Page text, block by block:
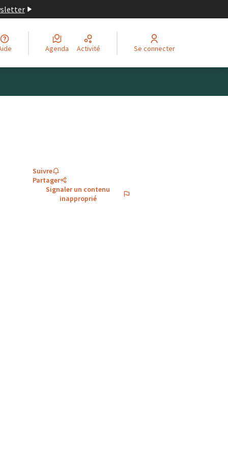
Aide Agenda Activité Se connecter
Suivre
Partager
Signaler un contenu
inapproprié